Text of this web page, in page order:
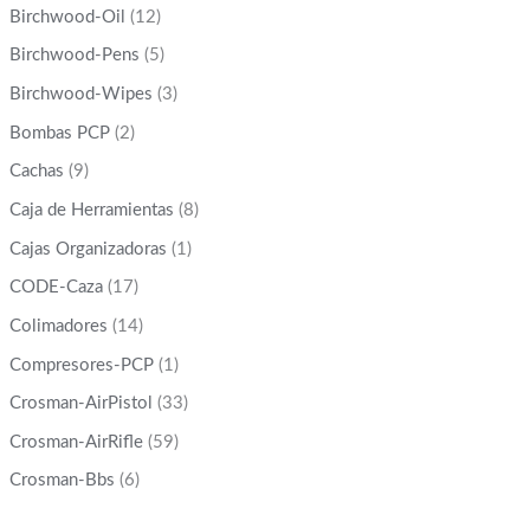
Birchwood-Oil (12)
Birchwood-Pens (5)
Birchwood-Wipes (3)
Bombas PCP (2)
Cachas (9)
Caja de Herramientas (8)
Cajas Organizadoras (1)
CODE-Caza (17)
Colimadores (14)
Compresores-PCP (1)
Crosman-AirPistol (33)
Crosman-AirRifle (59)
Crosman-Bbs (6)